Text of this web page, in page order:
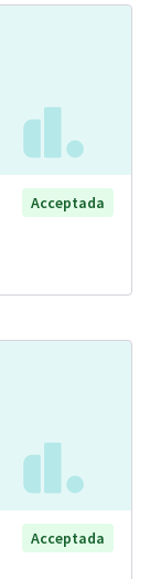
Acceptada
Acceptada